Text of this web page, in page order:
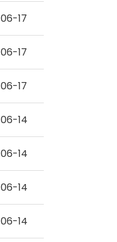
06-17
06-17
06-17
06-14
06-14
06-14
06-14